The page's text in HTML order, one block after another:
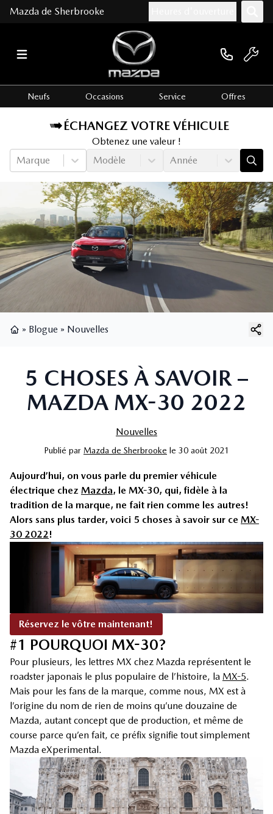
Mazda de Sherbrooke
Neufs Occasions Service Offres
ÉCHANGEZ VOTRE VÉHICULE
Obtenez une valeur !
Marque
Modèle Année
» Blogue » Nouvelles
5 CHOSES À SAVOIR –
MAZDA MX-30 2022
Nouvelles
Publié par Mazda de Sherbrooke le 30 août 2021
Aujourd’hui, on vous parle du premier véhicule
électrique chez Mazda, le MX-30, qui, fidèle à la
tradition de la marque, ne fait rien comme les autres!
Alors sans plus tarder, voici 5 choses à savoir sur ce MX-
30 2022!
Réservez le vôtre maintenant!
#1 POURQUOI MX-30?
Pour plusieurs, les lettres MX chez Mazda représentent le
roadster japonais le plus populaire de l’histoire, la MX-5.
Mais pour les fans de la marque, comme nous, MX est à
l’origine du nom de rien de moins qu’une douzaine de
Mazda, autant concept que de production, et même de
course parce qu’en fait, ce préfix signifie tout simplement
Mazda eXperimental.